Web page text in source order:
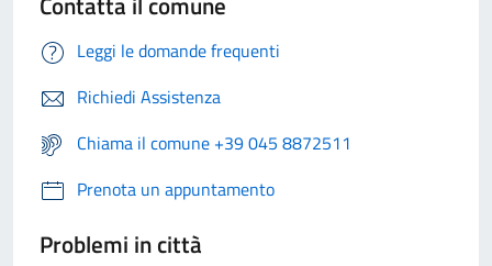
Leggi le domande frequenti
Richiedi Assistenza
Chiama il comune +39 045 8872511
Prenota un appuntamento
Problemi in città